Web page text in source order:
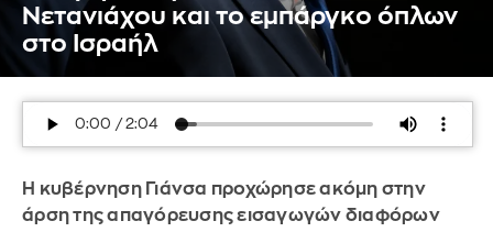
Νετανιάχου και το εμπάργκο όπλων
στο Ισραήλ
Η κυβέρνηση Γιάνσα προχώρησε ακόμη στην
άρση της απαγόρευσης εισαγωγών διαφόρων